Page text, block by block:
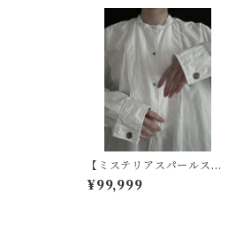
【ミステリアスパールスタ
ッド】SWANK アメリカヴ
ィンテージスタッドボタン
¥99,999